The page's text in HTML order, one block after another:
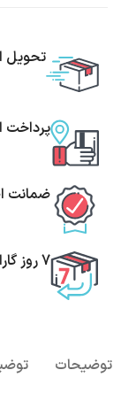
تحویل
پرداخت
ضمانت
7 روز گارانتی بازگشت وجه
توضیحات